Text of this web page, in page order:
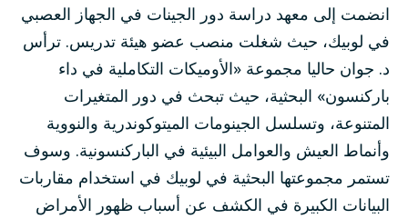
انضمت إلى معهد دراسة دور الجينات في الجهاز العصبي
في لوبيك، حيث شغلت منصب عضو هيئة تدريس. ترأس
د. جوان حاليا مجموعة «الأوميكات التكاملية في داء
باركنسون» البحثية، حيث تبحث في دور المتغيرات
المتنوعة، وتسلسل الجينومات الميتوكوندرية والنووية
وأنماط العيش والعوامل البيئية في الباركنسونية. وسوف
تستمر مجموعتها البحثية في لوبيك في استخدام مقاربات
البيانات الكبيرة في الكشف عن أسباب ظهور الأمراض